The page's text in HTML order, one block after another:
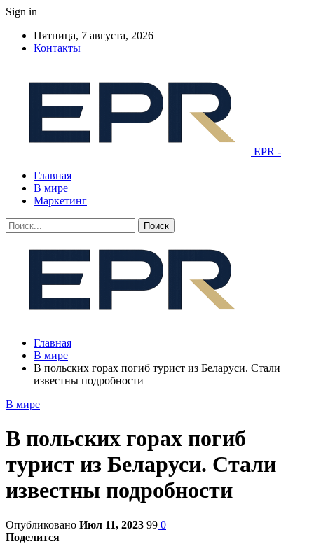
Sign in
Пятница, 7 августа, 2026
Контакты
EPR -
Главная
В мире
Маркетинг
Главная
В мире
В польских горах погиб турист из Беларуси. Стали
известны подробности
В мире
В польских горах погиб
турист из Беларуси. Стали
известны подробности
Опубликовано Июл 11, 2023 99 0
Поделится